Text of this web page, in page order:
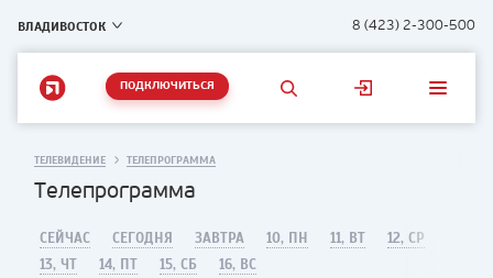
ВЛАДИВОСТОК 8 (423) 2-300-500
ПОДКЛЮЧИТЬСЯ
ТЕЛЕВИДЕНИЕ ТЕЛЕПРОГРАММА
Телепрограмма
СЕЙЧАС СЕГОДНЯ ЗАВТРА 10, ПН 11, ВТ
12, СР
13, ЧТ
14, ПТ 15, СБ 16, ВС